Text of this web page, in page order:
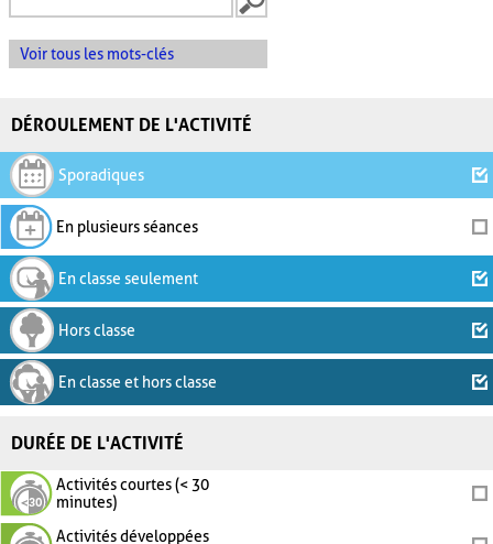
Voir tous les mots-clés
DÉROULEMENT DE L'ACTIVITÉ
Sporadiques
En plusieurs séances
En classe seulement
Hors classe
En classe et hors classe
DURÉE DE L'ACTIVITÉ
Activités courtes (< 30
minutes)
Activités développées